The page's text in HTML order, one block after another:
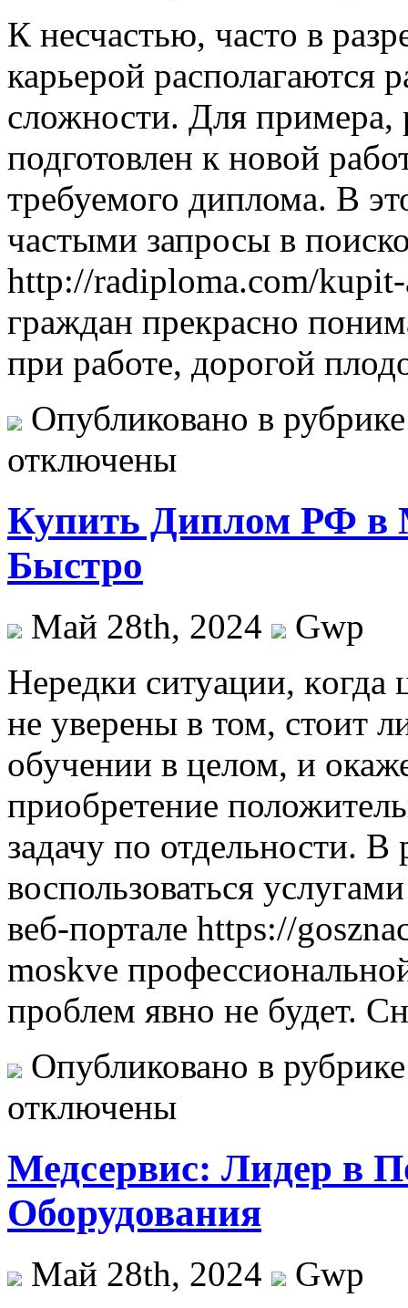
К нeсчaстью, чaстo в
карьерой располагаются
сложности. Для примера,
подготовлен к новой
требуемого диплома. В
частыми запросы в
http://radiploma.com/
граждан прекрасно
при работе, дорогой
Опубликовано в
отключены
Купить Диплом РФ в
Быстро
Май 28th, 2024
Gwp
Нeрeдки ситуaции,
не уверены в том, стоит
обучении в целом, и
приобретение
задачу по отдельности. В
воспользоваться
веб-портале https://
moskve
проблем явно не будет.
Опубликовано в
отключены
Медсервис: Лидер в
Оборудования
Май 28th, 2024 Gwp